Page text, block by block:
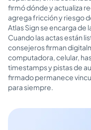
firmó dónde y actualiza
agrega fricción y riesgo
Atlas Sign se encarga de
Cuando las actas están
consejeros firman
computadora, celular,
timestamps y pistas de
firmado permanece
para siempre.